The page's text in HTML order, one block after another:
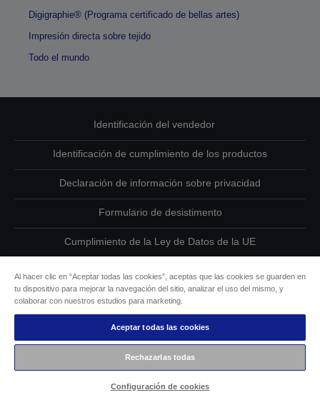
Digigraphie® (Programa certificado de bellas artes)
Impresión directa sobre tejido
Todo el mundo
Identificación del vendedor
Identificación de cumplimiento de los productos
Declaración de información sobre privacidad
Formulario de desistimento
Cumplimiento de la Ley de Datos de la UE
Información sobre cookies
Compromiso de accesibilidad de Epson
Copyright © 2026 Seiko Epson
Al hacer clic en “Aceptar todas las cookies”, aceptas que las cookies se guarden en
tu dispositivo para mejorar la navegación del sitio, analizar el uso del mismo, y
colaborar con nuestros estudios para marketing.
Aceptar todas las cookies
Rechazarlas todas
Configuración de cookies